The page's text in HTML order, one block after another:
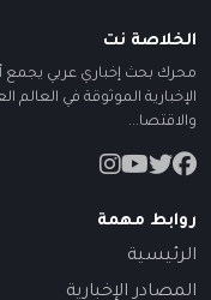
الخلاصة نت
محرك بحث إخباري عربي يجمع
الإخبارية الموثوقة في
والاقتصا...
روابط مهمة
الرئيسية
المصادر الإخبارية